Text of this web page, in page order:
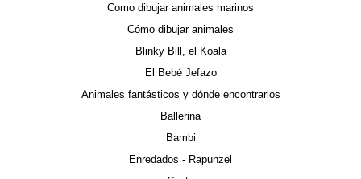
Como dibujar animales marinos
Cómo dibujar animales
Blinky Bill, el Koala
El Bebé Jefazo
Animales fantásticos y dónde encontrarlos
Ballerina
Bambi
Enredados - Rapunzel